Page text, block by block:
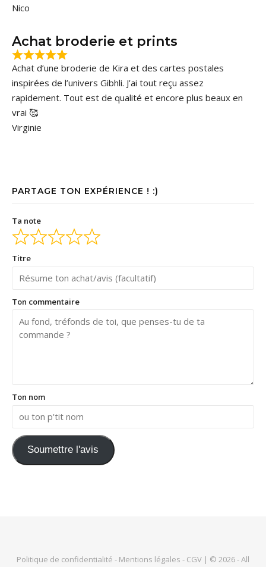
Nico
Achat broderie et prints
Achat d’une broderie de Kira et des cartes postales
inspirées de l’univers Gibhli. J’ai tout reçu assez
rapidement. Tout est de qualité et encore plus beaux en
vrai 🥰
Virginie
PARTAGE TON EXPÉRIENCE ! :)
Ta note
Titre
Ton commentaire
Ton nom
Soumettre l'avis
Politique de confidentialité - Mentions légales - CGV | © 2026 - All